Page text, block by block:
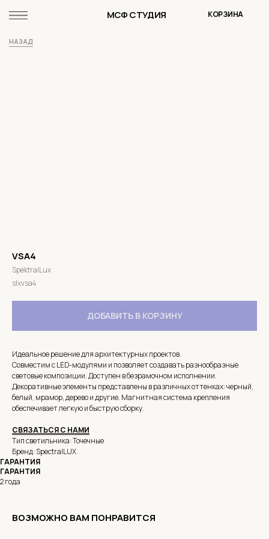
МСФ СТУДИЯ КОРЗИНА
НАЗАД
VSA4
SpektralLux
slxvsa4
ДОБАВИТЬ В КОРЗИНУ
Идеальное решение для архитектурных проектов.
Совместим с LED-модулями и позволяет создавать разнообразные
световые композиции. Доступен в безрамочном исполнении.
Декоративные элементы представлены в различных оттенках: черный,
белый, мрамор, дерево и другие. Магнитная система крепления
обеспечивает легкую и быструю сборку.
СВЯЗАТЬСЯ С НАМИ
Тип светильника: Точечные
Бренд: SpectralLUX
ГАРАНТИЯ
ГАРАНТИЯ
2 года
ВОЗМОЖНО ВАМ ПОНРАВИТСЯ